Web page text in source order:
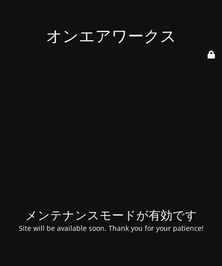
オンエアワークス
メンテナンスモードが有効です
Site will be available soon. Thank you for your patience!